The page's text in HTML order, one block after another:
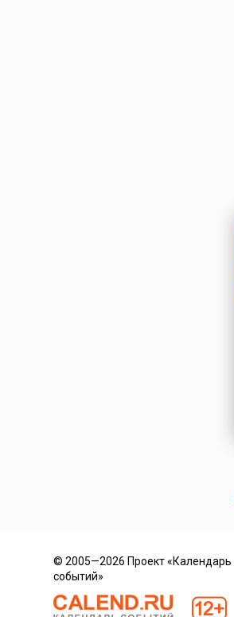
© 2005—2026 Проект «Календарь
событий»